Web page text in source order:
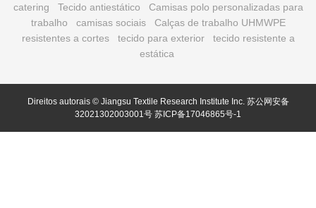
catering
Tecido antiestático
Camisas polo personalizadas para
trabalho
camisas sociais
Calças de trabalho UHMWPE
resistentes a cortes
tecido para exterior
tecido resistente a
estática
Direitos autorais © Jiangsu Textile Research Institute Inc. 苏公网安备
32021302003001号 苏ICP备17046865号-1